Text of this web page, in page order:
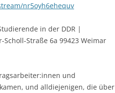
nr5oyh6ehequv
in der DDR |
Straße 6a 99423 Weimar
und
und alldiejenigen, die über